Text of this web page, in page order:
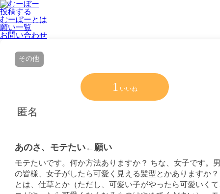
投稿する
むーぼーとは
願い一覧
お問い合わせ
その他
1 いいね
匿名
あのさ、モテたい←願い
モテたいです。何か方法ありますか？ ちな、女子です。
の皆様、女子がしたら可愛く見える髪型とかありますか
とは、仕草とか（ただし、可愛い子がやったら可愛いく